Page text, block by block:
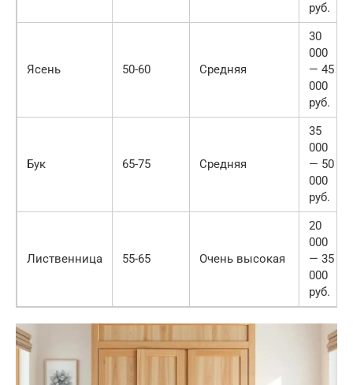
руб.
Ясень 50-60 Средняя
30
000
— 45
000
руб.
Бук 65-75 Средняя
35
000
— 50
000
руб.
Лиственница 55-65 Очень высокая
20
000
— 35
000
руб.